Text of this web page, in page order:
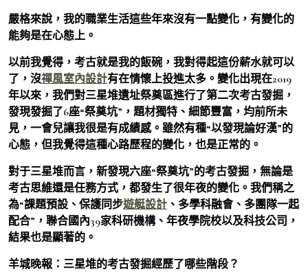
嚴格來說，我的職業生活這些年來沒有一點變化，有變化的
能夠是在心態上。
以前我覺得，考古就是我的飯碗，我對得起這份薪水就可以
了，沒禪風室內設計有在情懷上投進太多。變化出現在2019
年以來，我們對三星堆遺址祭奠區進行了第二次考古發掘，
發現發掘了6座“祭奠坑”，題材獨特、細節豐富，均前所未
見，一會兒讓我很是有成績感。雖然有種“以發現論好漢”的
心態，但我覺得這種心路歷程的變化，也是正常的。
對于三星堆而言，新發現六座“祭奠坑”的考古發掘，無論是
考古思維還是任務方式，都發生了很年夜的變化。我們稱之
為“課題預設、保護同步遊艇設計 、多學科融會、多團隊一起
配合”，聯合國內39家科研機構、年夜學院校以及科技公司，
結果也是顯著的。
羊城晚報：三星堆的考古發掘經歷了哪些階段？